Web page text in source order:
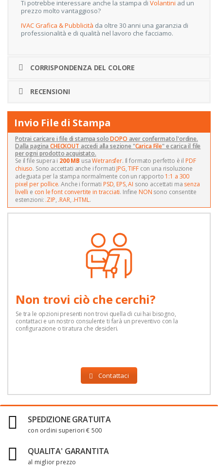
Ti potrebbe interessare anche la stampa di Volantini ad un
prezzo molto vantaggioso?
IVAC Grafica & Pubblicità da oltre 30 anni una garanzia di
professionalità e di qualità nel lavoro che facciamo.
CORRISPONDENZA DEL COLORE
RECENSIONI
Invio File di Stampa
Potrai caricare i file di stampa soloDOPO aver confermato l'ordine.
Dalla paginaCHECKOUT accedi alla sezione "Carica File" e carica il file
per ogni prodotto acquistato.
Se il file supera i 200 MB usaWetransfer. Il formato perfetto è il PDF
chiuso. Sono accettati anche i formati JPG,TIFFcon una risoluzione
adeguata per la stampa normalmente con un rapporto 1:1 a 300
pixel per pollice. Anche i formati PSD, EPS,AI sono accettati ma senza
livelli e con le font convertite in tracciati. Infine NON sono consentite
estenzioni: .ZIP, .RAR, .HTML.
Non trovi ciò che cerchi?
Se tra le opzioni presenti non trovi quella di cui hai bisogno,
contattaci e un nostro consulente ti farà un preventivo con la
configurazione o tiratura che desideri.
Contattaci
SPEDIZIONE GRATUITA
con ordini superiori € 500
QUALITA' GARANTITA
al miglior prezzo